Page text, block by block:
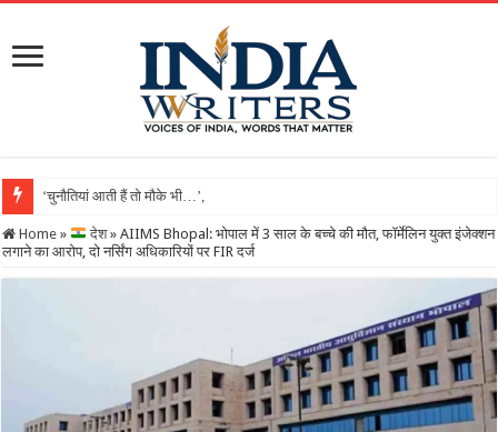
‘चुनौतियां आती हैं तो मौके भी…’, दिल्ली-IIT में मोदी बोले- ‘जिंद
Home » देश » AIIMS Bhopal: भोपाल में 3 साल के बच्चे की मौत, फॉर्मेलिन युक्त इंजेक्शन
लगाने का आरोप, दो नर्सिंग अधिकारियों पर FIR दर्ज